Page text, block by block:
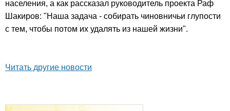
населения, а как рассказал руководитель проекта Раф
Шакиров: "Наша задача - собирать чиновничьи глупости
с тем, чтобы потом их удалять из нашей жизни".
Читать другие новости